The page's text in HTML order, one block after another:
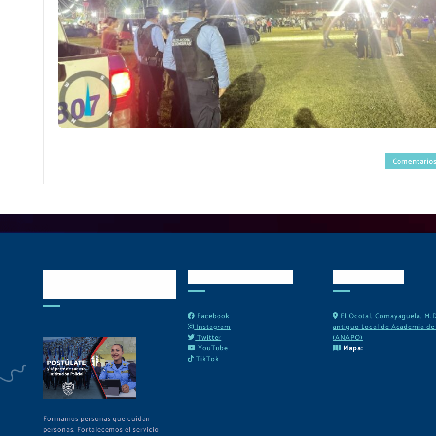
Formamos personas que cuidan
personas. Fortalecemos el servicio
Facebook
Instagram
Twitter
YouTube
TikTok
El Ocotal, Comayaguela,
antiguo Local de Academia
(ANAPO)
Mapa: